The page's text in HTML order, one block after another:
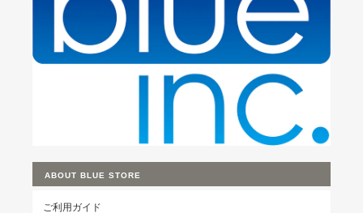
ABOUT BLUE STORE
ご利用ガイド